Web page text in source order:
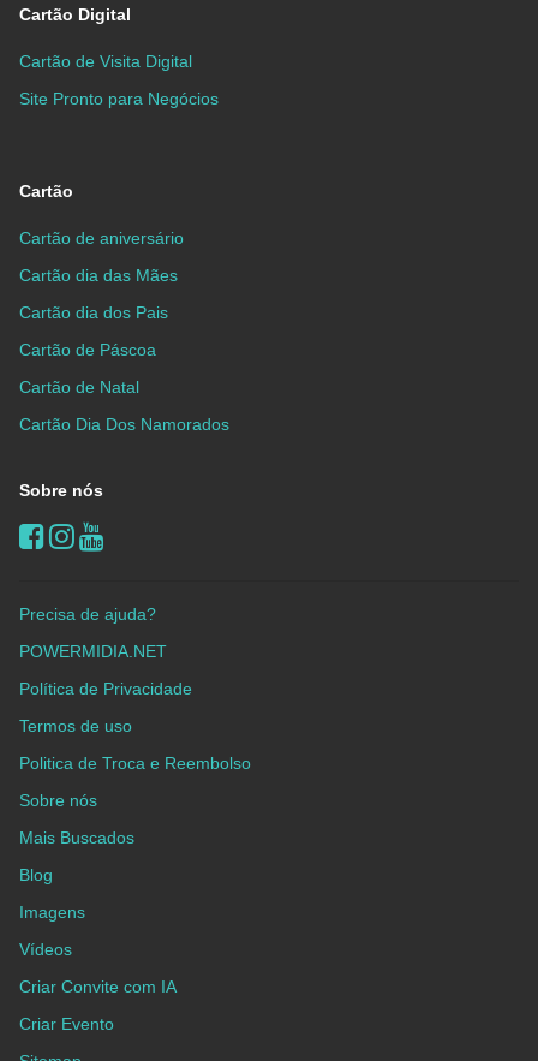
Cartão Digital
Cartão de Visita Digital
Site Pronto para Negócios
Cartão
Cartão de aniversário
Cartão dia das Mães
Cartão dia dos Pais
Cartão de Páscoa
Cartão de Natal
Cartão Dia Dos Namorados
Sobre nós
Precisa de ajuda?
POWERMIDIA.NET
Política de Privacidade
Termos de uso
Politica de Troca e Reembolso
Sobre nós
Mais Buscados
Blog
Imagens
Vídeos
Criar Convite com IA
Criar Evento